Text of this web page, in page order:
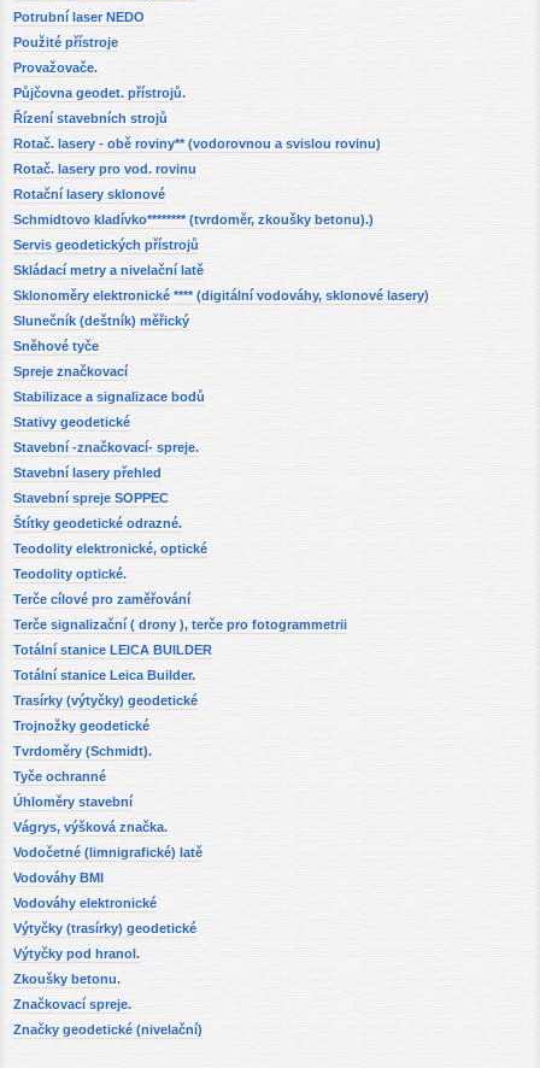
Potrubní laser NEDO
Použité přístroje
Provažovače.
Půjčovna geodet. přístrojů.
Řízení stavebních strojů
Rotač. lasery - obě roviny** (vodorovnou a svislou rovinu)
Rotač. lasery pro vod. rovinu
Rotační lasery sklonové
Schmidtovo kladívko******** (tvrdoměr, zkoušky betonu).)
Servis geodetických přístrojů
Skládací metry a nivelační latě
Sklonoměry elektronické **** (digitální vodováhy, sklonové lasery)
Slunečník (deštník) měřický
Sněhové tyče
Spreje značkovací
Stabilizace a signalizace bodů
Stativy geodetické
Stavební -značkovací- spreje.
Stavební lasery přehled
Stavební spreje SOPPEC
Štítky geodetické odrazné.
Teodolity elektronické, optické
Teodolity optické.
Terče cílové pro zaměřování
Terče signalizační ( drony ), terče pro fotogrammetrii
Totální stanice LEICA BUILDER
Totální stanice Leica Builder.
Trasírky (výtyčky) geodetické
Trojnožky geodetické
Tvrdoměry (Schmidt).
Tyče ochranné
Úhloměry stavební
Vágrys, výšková značka.
Vodočetné (limnigrafické) latě
Vodováhy BMI
Vodováhy elektronické
Výtyčky (trasírky) geodetické
Výtyčky pod hranol.
Zkoušky betonu.
Značkovací spreje.
Značky geodetické (nivelační)